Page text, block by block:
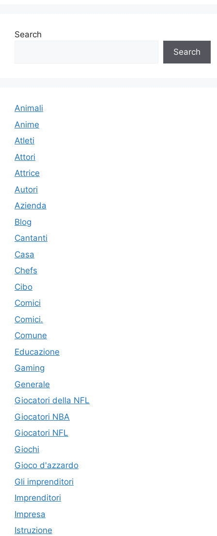
Search
Search
Animali
Anime
Atleti
Attori
Attrice
Autori
Azienda
Blog
Cantanti
Casa
Chefs
Cibo
Comici
Comici.
Comune
Educazione
Gaming
Generale
Giocatori della NFL
Giocatori NBA
Giocatori NFL
Giochi
Gioco d'azzardo
Gli imprenditori
Imprenditori
Impresa
Istruzione